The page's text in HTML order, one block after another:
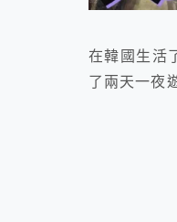
在韓國生活
了兩天一夜